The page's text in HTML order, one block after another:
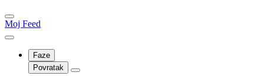
Moj Feed
Faze
Povratak